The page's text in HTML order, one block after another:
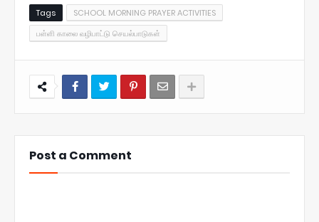
Tags
SCHOOL MORNING PRAYER ACTIVITIES
பள்ளி காலை வழிபாட்டு செயல்பாடுகள்
Post a Comment